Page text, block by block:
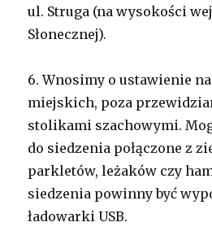
ul. Struga (na wysokości
Słonecznej).
6. Wnosimy o ustawienie
miejskich, poza
stolikami szachowymi.
do siedzenia połączone z
parkletów, leżaków czy
siedzenia powinny być
ładowarki USB.